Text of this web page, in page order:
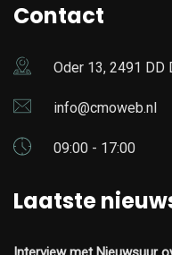
Contact
Oder 13, 2491 DD
info@cmoweb.nl
09:00 - 17:00
Laatste